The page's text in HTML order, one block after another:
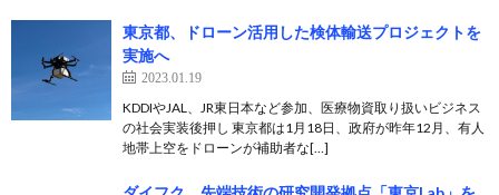
東京都、ドローン活用した検体輸送プロジェクトを
実施へ
2023.01.19
KDDIやJAL、JR東日本など参加、医療物資取り扱いビジネス
の社会実装後押し 東京都は1月18日、政府が昨年12月、有人
地帯上空をドローンが補助者な[…]